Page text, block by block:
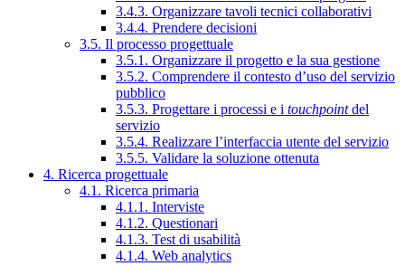
3.4.3. Organizzare tavoli tecnici collaborativi
3.4.4. Prendere decisioni
3.5. Il processo progettuale
3.5.1. Organizzare il progetto e la sua gestione
3.5.2. Comprendere il contesto d’uso del servizio
pubblico
3.5.3. Progettare i processi e i touchpointdel
servizio
3.5.4. Realizzare l’interfaccia utente del servizio
3.5.5. Validare la soluzione ottenuta
4. Ricerca progettuale
4.1. Ricerca primaria
4.1.1. Interviste
4.1.2. Questionari
4.1.3. Test di usabilità
4.1.4. Web analytics